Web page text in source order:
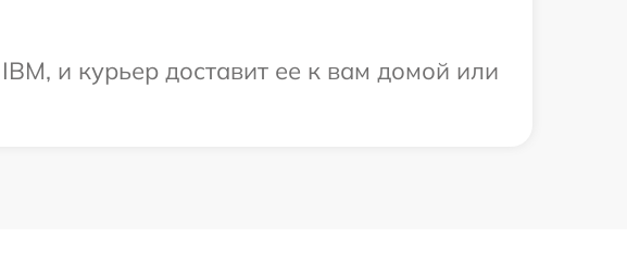
и курьер доставит ее к вам домой или